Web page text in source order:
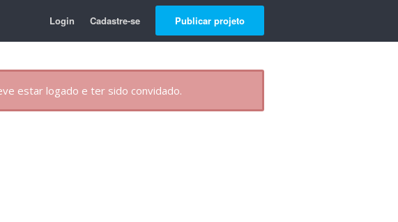
Login Cadastre-se Publicar projeto
estar logado e ter sido convidado.